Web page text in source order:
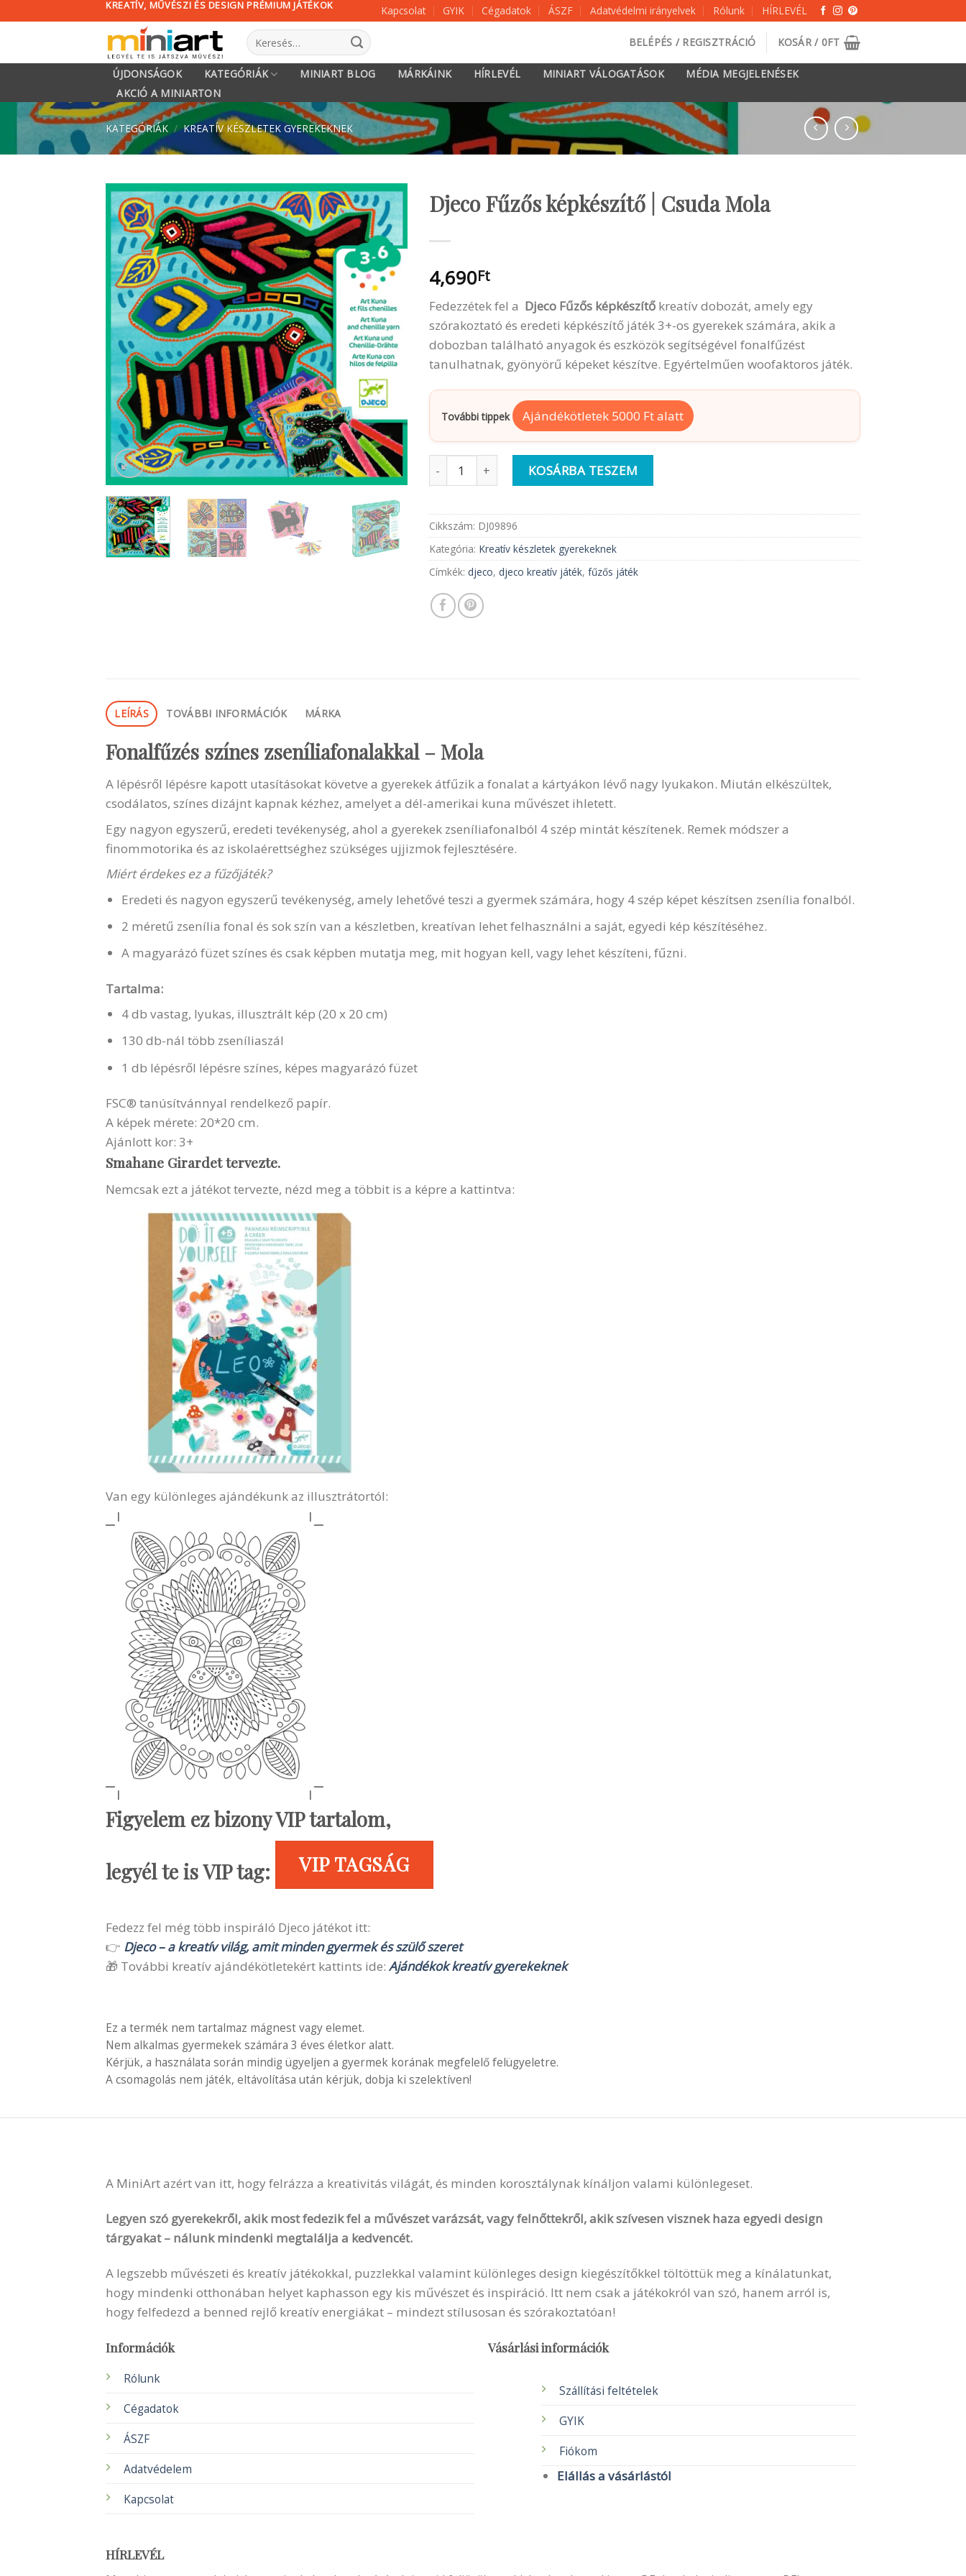
KREATÍV, MŰVÉSZI ÉS DESIGN PRÉMIUM JÁTÉKOK Kapcsolat GYIK Cégadatok ÁSZF Adatvédelmi irányelvek Rólunk HÍRLEVÉL
Keresés
a
következőre:
BELÉPÉS / REGISZTRÁCIÓ KOSÁR / 0FT
ÚJDONSÁGOK KATEGÓRIÁK MINIART BLOG MÁRKÁINK HÍRLEVÉL MINIART VÁLOGATÁSOK
MÉDIA MEGJELENÉSEK
AKCIÓ A MINIARTON
KATEGÓRIÁK / KREATÍV KÉSZLETEK GYEREKEKNEK
Djeco Fűzős képkészítő | Csuda Mola
4,690Ft
Fedezzétek fel a Djeco Fűzős képkészítő kreatív dobozát, amely egy
szórakoztató és eredeti képkészítő játék 3+-os gyerekek számára, akik a
dobozban található anyagok és eszközök segítségével fonalfűzést
tanulhatnak, gyönyörű képeket készítve. Egyértelműen woofaktoros játék.
További tippek Ajándékötletek 5000 Ft alatt
Djeco Fűzős képkészítő | Csuda Mola mennyiség
KOSÁRBA TESZEM
Cikkszám: DJ09896
Kategória: Kreatív készletek gyerekeknek
Címkék: djeco, djeco kreatív játék, fűzős játék
LEÍRÁS TOVÁBBI INFORMÁCIÓK MÁRKA
Fonalfűzés színes zseníliafonalakkal – Mola
A lépésről lépésre kapott utasításokat követve a gyerekek átfűzik a fonalat a kártyákon lévő nagy lyukakon. Miután elkészültek,
csodálatos, színes dizájnt kapnak kézhez, amelyet a dél-amerikai kuna művészet ihletett.
Egy nagyon egyszerű, eredeti tevékenység, ahol a gyerekek zseníliafonalból 4 szép mintát készítenek. Remek módszer a
finommotorika és az iskolaérettséghez szükséges ujjizmok fejlesztésére.
Miért érdekes ez a fűzőjáték?
Eredeti és nagyon egyszerű tevékenység, amely lehetővé teszi a gyermek számára, hogy 4 szép képet készítsen zsenília fonalból.
2 méretű zsenília fonal és sok szín van a készletben, kreatívan lehet felhasználni a saját, egyedi kép készítéséhez.
A magyarázó füzet színes és csak képben mutatja meg, mit hogyan kell, vagy lehet készíteni, fűzni.
Tartalma:
4 db vastag, lyukas, illusztrált kép (20 x 20 cm)
130 db-nál több zseníliaszál
1 db lépésről lépésre színes, képes magyarázó füzet
FSC® tanúsítvánnyal rendelkező papír.
A képek mérete: 20*20 cm.
Ajánlott kor: 3+
Smahane Girardet tervezte.
Nemcsak ezt a játékot tervezte, nézd meg a többit is a képre a kattintva:
Van egy különleges ajándékunk az illusztrátortól:
Figyelem ez bizony VIP tartalom,
legyél te is VIP tag:
VIP TAGSÁG
Fedezz fel még több inspiráló Djeco játékot itt:
👉 Djeco – a kreatív világ, amit minden gyermek és szülő szeret
🎁 További kreatív ajándékötletekért kattints ide: Ajándékok kreatív gyerekeknek
Ez a termék nem tartalmaz mágnest vagy elemet.
Nem alkalmas gyermekek számára 3 éves életkor alatt.
Kérjük, a használata során mindig ügyeljen a gyermek korának megfelelő felügyeletre.
A csomagolás nem játék, eltávolítása után kérjük, dobja ki szelektíven!
A MiniArt azért van itt, hogy felrázza a kreativitás világát, és minden korosztálynak kínáljon valami különlegeset.
Legyen szó gyerekekről, akik most fedezik fel a művészet varázsát, vagy felnőttekről, akik szívesen visznek haza egyedi design
tárgyakat – nálunk mindenki megtalálja a kedvencét.
A legszebb művészeti és kreatív játékokkal, puzzlekkal valamint különleges design kiegészítőkkel töltöttük meg a kínálatunkat,
hogy mindenki otthonában helyet kaphasson egy kis művészet és inspiráció. Itt nem csak a játékokról van szó, hanem arról is,
hogy felfedezd a benned rejlő kreatív energiákat – mindezt stílusosan és szórakoztatóan!
Információk
Rólunk
Cégadatok
ÁSZF
Adatvédelem
Kapcsolat
Vásárlási információk
Szállítási feltételek
GYIK
Fiókom
Elállás a vásárlástól
HÍRLEVÉL